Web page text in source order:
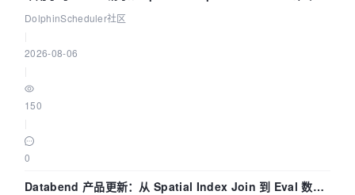
dsctl 两分钟上手
DolphinScheduler社区
2026-08-06
150
0
Databend 产品更新：从 Spatial Index Join 到 Eval 数据